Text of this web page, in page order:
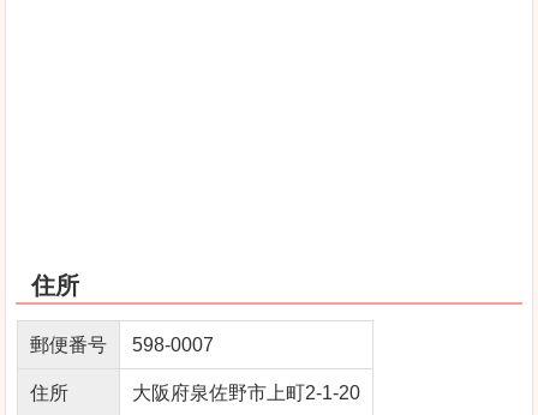
住所
郵便番号 598-0007
住所 大阪府泉佐野市上町2-1-20